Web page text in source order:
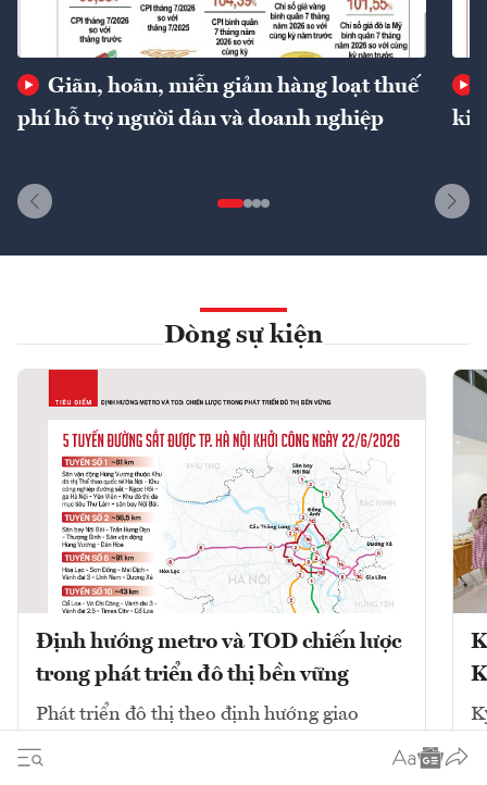
Giãn, hoãn, miễn giảm hàng loạt thuế
phí hỗ trợ người dân và doanh nghiệp
Dòng sự kiện
Định hướng metro và TOD chiến lược
trong phát triển đô thị bền vững
Phát triển đô thị theo định hướng giao
thông công cộng (TOD) kết hợp với mạng
lưới đường sắt đô thị (metro) là chiến lược